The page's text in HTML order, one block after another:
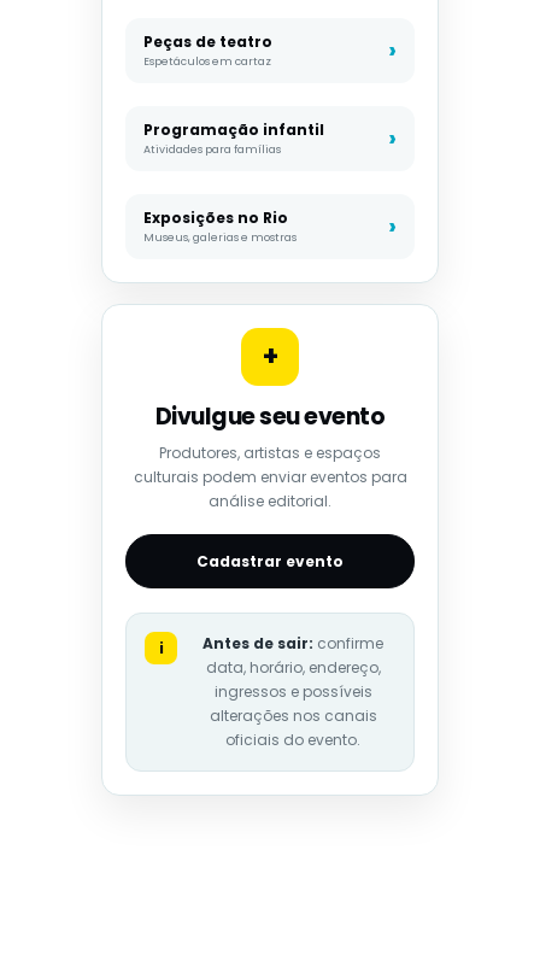
Peças de teatro
Espetáculos em cartaz
Programação infantil
Atividades para famílias
Exposições no Rio
Museus, galerias e mostras
+
Divulgue seu evento
Produtores, artistas e espaços
culturais podem enviar eventos para
análise editorial.
Cadastrar evento
i Antes de sair: confirme
data, horário, endereço,
ingressos e possíveis
alterações nos canais
oficiais do evento.